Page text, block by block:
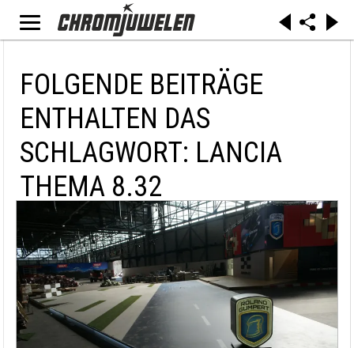
FOLGENDE BEITRÄGE
ENTHALTEN DAS
SCHLAGWORT: LANCIA
THEMA 8.32